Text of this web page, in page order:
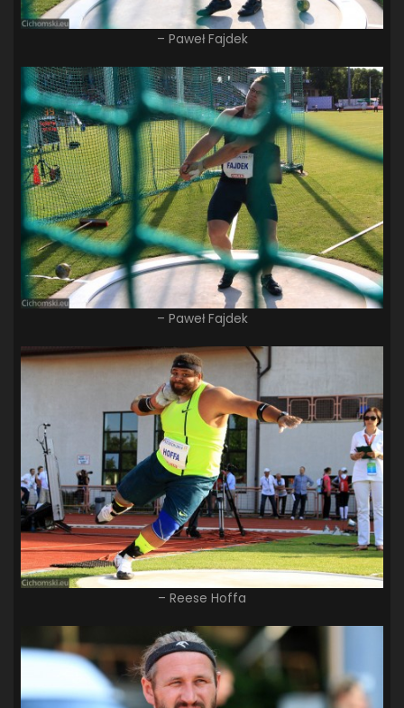
– Paweł Fajdek
– Paweł Fajdek
– Reese Hoffa